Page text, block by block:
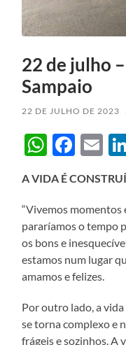
22 de julho
Sampaio
22 DE JULHO DE 2023
A VIDA É
“Vivemos momentos
pararíamos o tempo
os bons e
estamos num lugar
amamos e felizes.
Por outro lado, a
se torna complexo e
frágeis e sozinhos. A